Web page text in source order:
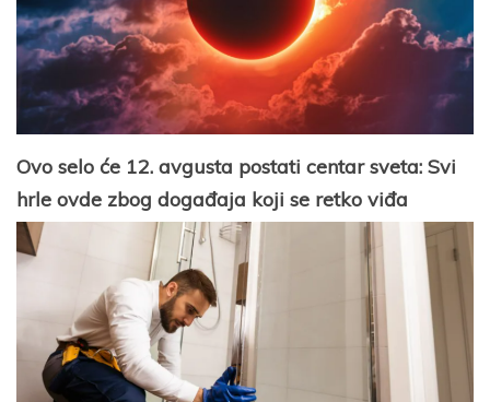
Ovo selo će 12. avgusta postati centar sveta: Svi
hrle ovde zbog događaja koji se retko viđa